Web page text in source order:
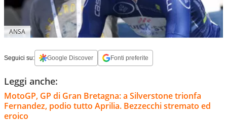
ANSA
Seguici su: Google Discover Fonti preferite
Leggi anche:
MotoGP, GP di Gran Bretagna: a Silverstone trionfa
Fernandez, podio tutto Aprilia. Bezzecchi stremato ed
eroico